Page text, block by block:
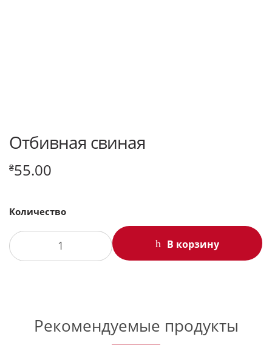
Отбивная свиная
₴55.00
Количество
В корзину
Рекомендуемые продукты